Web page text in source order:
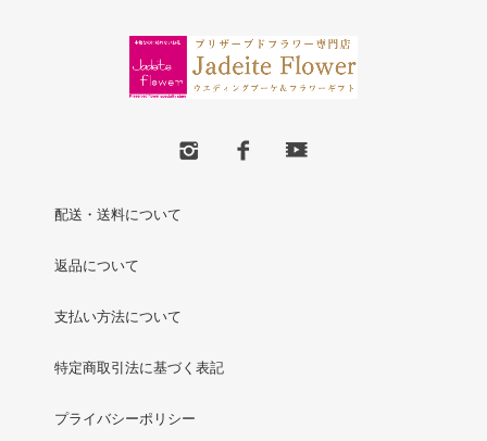
配送・送料について
返品について
支払い方法について
特定商取引法に基づく表記
プライバシーポリシー